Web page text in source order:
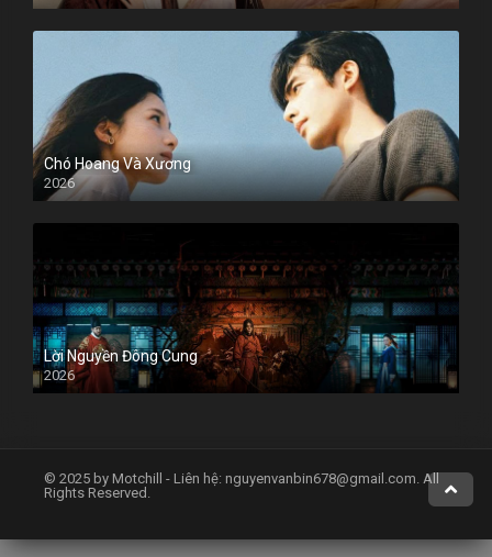
Chó Hoang Và Xương
2026
Lời Nguyền Đông Cung
2026
© 2025 by Motchill - Liên hệ: nguyenvanbin678@gmail.com. All
Rights Reserved.